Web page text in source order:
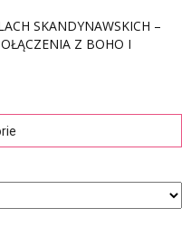
SKANDYNAWSKICH –
Z BOHO I